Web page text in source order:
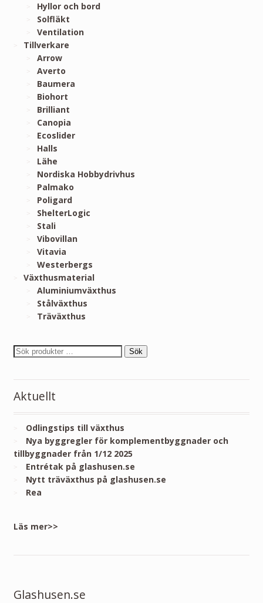
Hyllor och bord
Solfläkt
Ventilation
Tillverkare
Arrow
Averto
Baumera
Biohort
Brilliant
Canopia
Ecoslider
Halls
Lähe
Nordiska Hobbydrivhus
Palmako
Poligard
ShelterLogic
Stali
Vibovillan
Vitavia
Westerbergs
Växthusmaterial
Aluminiumväxthus
Stålväxthus
Träväxthus
Sök
Aktuellt
Odlingstips till växthus
Nya byggregler för komplementbyggnader och
tillbyggnader från 1/12 2025
Entrétak på glashusen.se
Nytt träväxthus på glashusen.se
Rea
Läs mer>>
Glashusen.se